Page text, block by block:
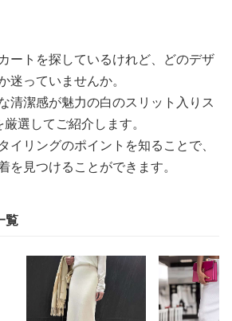
ートを探しているけれど、どのデザ
迷っていませんか。
清潔感が魅力の白のスリット入りス
選してご紹介します。
イリングのポイントを知ることで、
を見つけることができます。
覧